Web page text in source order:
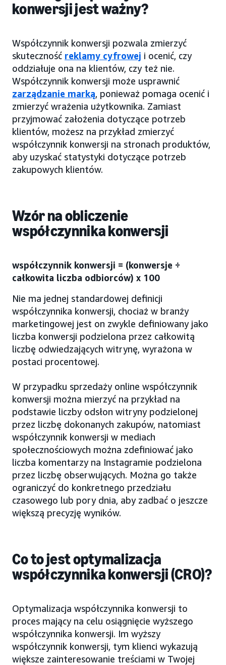
konwersji jest ważny?
Współczynnik konwersji pozwala zmierzyć
skuteczność reklamy cyfrowej i ocenić, czy
oddziałuje ona na klientów, czy też nie.
Współczynnik konwersji może usprawnić
zarządzanie marką, ponieważ pomaga ocenić i
zmierzyć wrażenia użytkownika. Zamiast
przyjmować założenia dotyczące potrzeb
klientów, możesz na przykład zmierzyć
współczynnik konwersji na stronach produktów,
aby uzyskać statystyki dotyczące potrzeb
zakupowych klientów.
Wzór na obliczenie
współczynnika konwersji
współczynnik konwersji = (konwersje ÷
całkowita liczba odbiorców) x 100
Nie ma jednej standardowej definicji
współczynnika konwersji, chociaż w branży
marketingowej jest on zwykle definiowany jako
liczba konwersji podzielona przez całkowitą
liczbę odwiedzających witrynę, wyrażona w
postaci procentowej.
W przypadku sprzedaży online współczynnik
konwersji można mierzyć na przykład na
podstawie liczby odsłon witryny podzielonej
przez liczbę dokonanych zakupów, natomiast
współczynnik konwersji w mediach
społecznościowych można zdefiniować jako
liczba komentarzy na Instagramie podzielona
przez liczbę obserwujących. Można go także
ograniczyć do konkretnego przedziału
czasowego lub pory dnia, aby zadbać o jeszcze
większą precyzję wyników.
Co to jest optymalizacja
współczynnika konwersji (CRO)?
Optymalizacja współczynnika konwersji to
proces mający na celu osiągnięcie wyższego
współczynnika konwersji. Im wyższy
współczynnik konwersji, tym klienci wykazują
większe zainteresowanie treściami w Twojej